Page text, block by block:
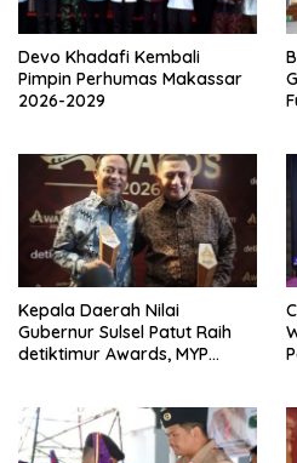
Devo Khadafi Kembali
Pimpin Perhumas Makassar
2026-2029
Kepala Daerah Nilai
Gubernur Sulsel Patut Raih
detiktimur Awards, MYP